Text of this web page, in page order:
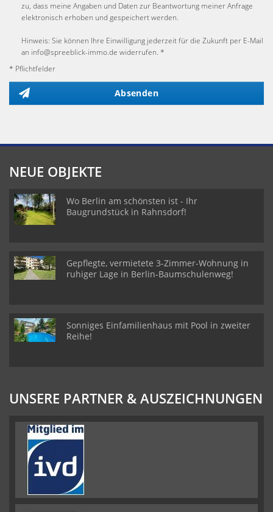
zu, dass meine Angaben und Daten zur Beantwortung meiner Anfrage
elektronisch erhoben und gespeichert werden.
Hinweis: Sie können Ihre Einwilligung jederzeit für die Zukunft per E-Mail
an info@spreeblick-immo.de widerrufen. *
* Pflichtfelder
Absenden
NEUE OBJEKTE
Wo Berlin am schönsten ist - Ihr
Baugrundstück in Rahnsdorf!
Gepflegte, vermietete 3-Zimmer-Wohnung in
ruhiger Lage in Berlin-Baumschulenweg!
Sonniges Einfamilienhaus mit Pool in zweiter
Reihe!
UNSERE PARTNER & AUSZEICHNUNGEN